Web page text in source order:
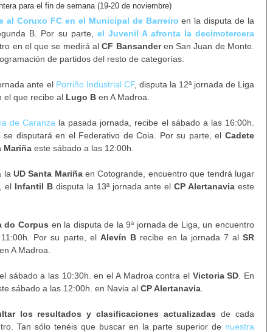
para el fin de semana (19-20 de noviembre)
al Coruxo FC en el Municipal de Barreiro en la disputa de la
B. Por su parte, el Juvenil A afronta la decimotercera
en el que se medirá alCF Bansanderen San Juan de Monte.
de partidos del resto de categorías:
ante el Porriño Industrial CF, disputa la 12ª jornada de Liga
el que recibe al Lugo B en A Madroa.
de Caranza la pasada jornada, recibe el sábado a las 16:00h.
disputará en el Federativo de Coia. Por su parte, el Cadete
Mariña este sábado a las 12:00h.
la UD Santa Mariñaen Cotogrande, encuentro que tendrá lugar
el Infantil Bdisputa la 13ª jornada ante elCP Alertanavia este
do Corpus en la disputa de la 9ª jornada de Liga, un encuentro
Por su parte,
el Alevín Brecibe en la jornada 7 alSR
A Madroa.
sábado a las 10:30h. en el A Madroa contra el Victoria SD . En
sábado a las 12:00h. en Navia al CP Alertanavia
los resultados y clasificaciones actualizadas de cada
Tan sólo tenéis que buscar en la parte superior de nuestra